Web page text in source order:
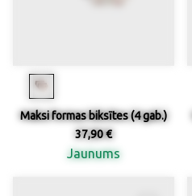
Maksi formas biksītes (4 gab.)
37,90 €
Jaunums